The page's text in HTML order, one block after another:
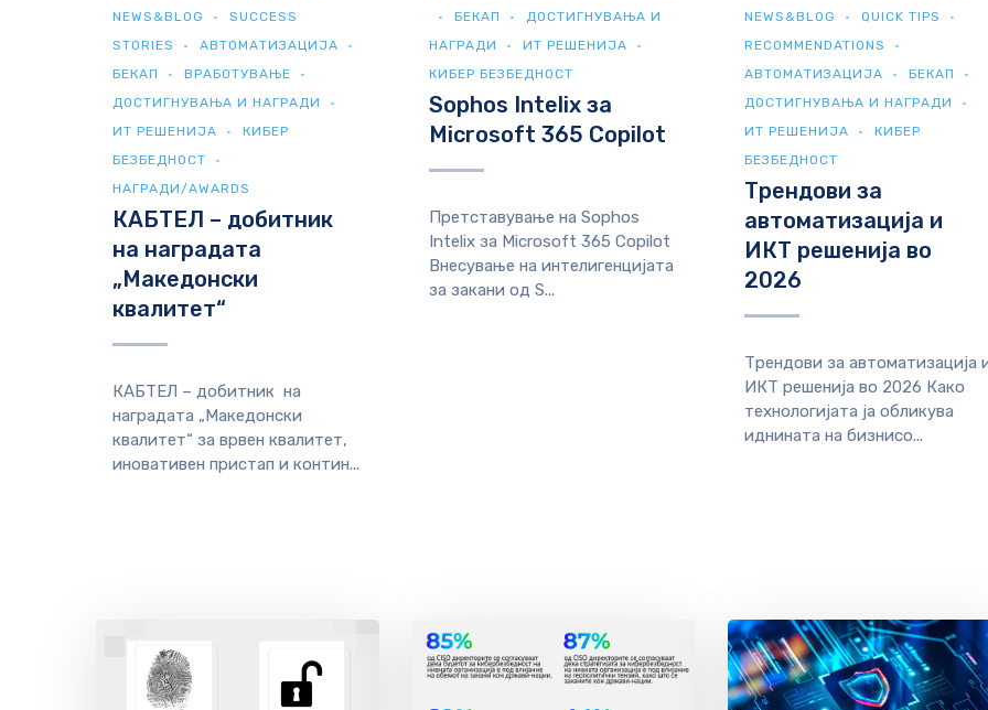
NEWS&BLOG
SUCCESS
STORIES
АВТОМАТИЗАЦИЈА
БЕКАП
ВРАБОТУВАЊЕ
ДОСТИГНУВАЊА И НАГРАДИ
ИТ РЕШЕНИЈА
КИБЕР
БЕЗБЕДНОСТ
НАГРАДИ/AWARDS
КАБТЕЛ – добитник
на наградата
„Македонски
квалитет“
КАБТЕЛ – добитник на
наградата „Македонски
квалитет“ за врвен квалитет,
иновативен пристап и контин...
БЕКАП
ДОСТИГНУВАЊА И
НАГРАДИ
ИТ РЕШЕНИЈА
КИБЕР БЕЗБЕДНОСТ
Sophos Intelix за
Microsoft 365 Copilot
Претставување на Sophos
Intelix за Microsoft 365 Copilot
Внесување на интелигенцијата
за закани од S...
NEWS&BLOG
QUICK TIPS
RECOMMENDATIONS
АВТОМАТИЗАЦИЈА
БЕКАП
ДОСТИГНУВАЊА И НАГРАДИ
ИТ РЕШЕНИЈА
КИБЕР
БЕЗБЕДНОСТ
Трендови за
автоматизација и
ИКТ решенија во
2026
Трендови за автоматизација
ИКТ решенија во 2026 Како
технологијата ја обликува
иднината на бизнисо...